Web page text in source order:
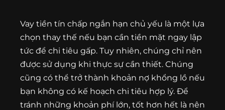
Vay tiền tín chấp ngắn hạn chủ yếu là một lựa
chọn thay thế nếu bạn cần tiền mặt ngay lập
tức để chi tiêu gấp. Tuy nhiên, chúng chỉ nên
được sử dụng khi thực sự cần thiết. Chúng
cũng có thể trở thành khoản nợ khổng lồ nếu
bạn không có kế hoạch chi tiêu hợp lý. Để
tránh những khoản phí lớn, tốt hơn hết là nên